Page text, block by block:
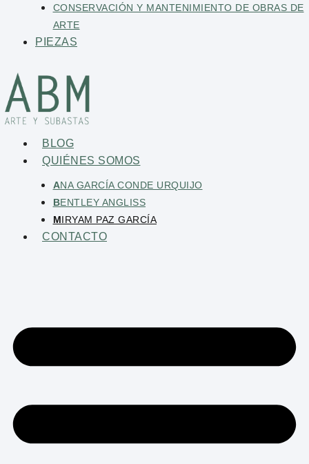
CONSERVACIÓN Y MANTENIMIENTO DE OBRAS DE
ARTE
PIEZAS
BLOG
QUIÉNES SOMOS
ANA GARCÍA CONDE URQUIJO
BENTLEY ANGLISS
MIRYAM PAZ GARCÍA
CONTACTO